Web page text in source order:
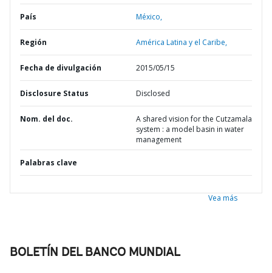
País México,
Región América Latina y el Caribe,
Fecha de divulgación 2015/05/15
Disclosure Status Disclosed
Nom. del doc.
A shared vision for the Cutzamala
system : a model basin in water
management
Palabras clave
Vea más
BOLETÍN DEL BANCO MUNDIAL